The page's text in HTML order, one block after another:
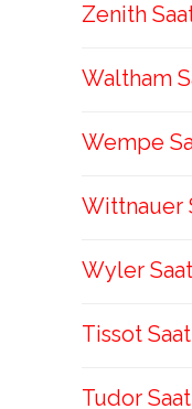
Zenith
Waltham
Wempe
Wittnauer
Wyler Saat
Tissot Saat
Tudor Saat